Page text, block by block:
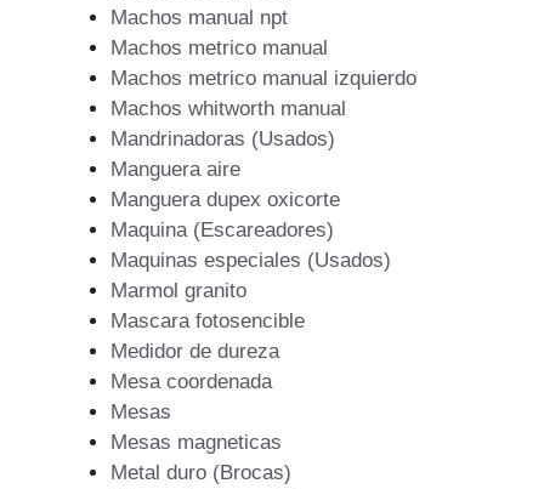
Machos manual npt
Machos metrico manual
Machos metrico manual izquierdo
Machos whitworth manual
Mandrinadoras (Usados)
Manguera aire
Manguera dupex oxicorte
Maquina (Escareadores)
Maquinas especiales (Usados)
Marmol granito
Mascara fotosencible
Medidor de dureza
Mesa coordenada
Mesas
Mesas magneticas
Metal duro (Brocas)